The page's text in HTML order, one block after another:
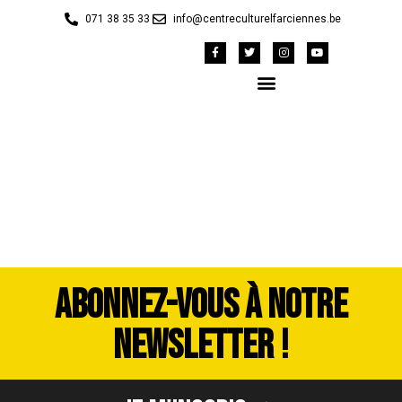
071 38 35 33 info@centreculturelfarciennes.be
ABONNEZ-VOUS À NOTRE
NEWSLETTER !